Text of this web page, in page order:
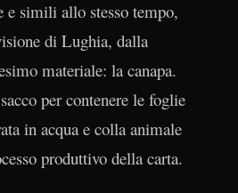
e simili allo stesso tempo,
di Lughia, dalla
materiale: la canapa.
per contenere le foglie
in acqua e colla animale
produttivo della carta.